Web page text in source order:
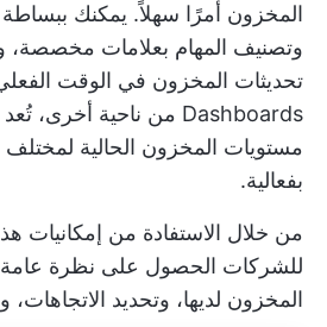
المخزون أمرًا سهلاً. يمكنك ببساطة
وتصنيف المهام بعلامات
تحديثات المخزون في الوقت
Dashboards من ناحية أخرى، تُعد
مستويات المخزون الحالية لمختلف
بفعالية.
من خلال الاستفادة من إمكانيات
للشركات الحصول على نظرة
المخزون لديها، وتحديد